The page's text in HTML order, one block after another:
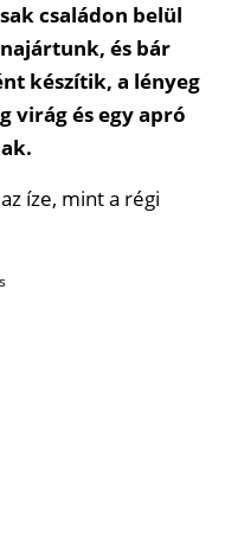
családon belül
és bár
készítik, a lényeg
virág és egy apró
íze, mint a régi